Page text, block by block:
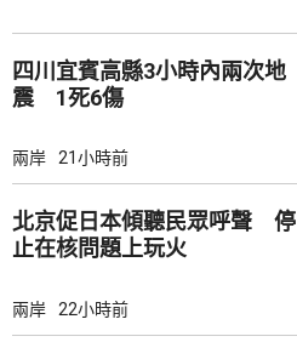
四川宜賓高縣3小時內兩次地
震 1死6傷
兩岸 21小時前
北京促日本傾聽民眾呼聲 停
止在核問題上玩火
兩岸 22小時前